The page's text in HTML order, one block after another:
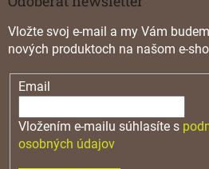
Vložte svoj e-mail a my Vám
nových produktoch na našom e-
Email
Vložením e-mailu súhlasíte s
osobných údajov